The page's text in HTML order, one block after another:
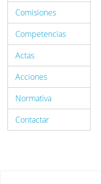
Comisiones
Competencias
Actas
Acciones
Normativa
Contactar